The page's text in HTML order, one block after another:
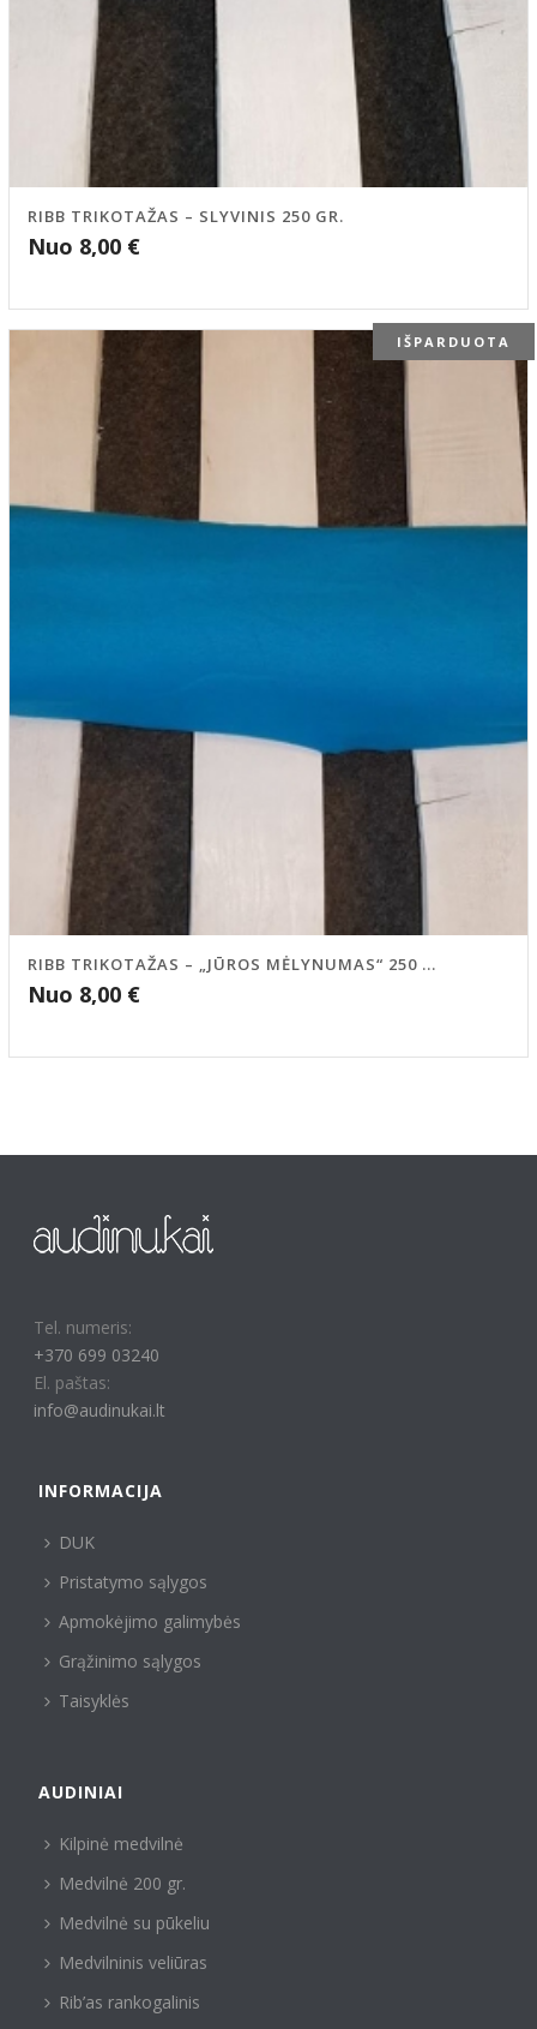
RIBB TRIKOTAŽAS – SLYVINIS 250 GR.
Nuo 8,00 €
IŠPARDUOTA
RIBB TRIKOTAŽAS – „JŪROS MĖLYNUMAS“ 250 ...
Nuo 8,00 €
Tel. numeris:
+370 699 03240
El. paštas:
info@audinukai.lt
INFORMACIJA
DUK
Pristatymo sąlygos
Apmokėjimo galimybės
Grąžinimo sąlygos
Taisyklės
AUDINIAI
Kilpinė medvilnė
Medvilnė 200 gr.
Medvilnė su pūkeliu
Medvilninis veliūras
Rib’as rankogalinis